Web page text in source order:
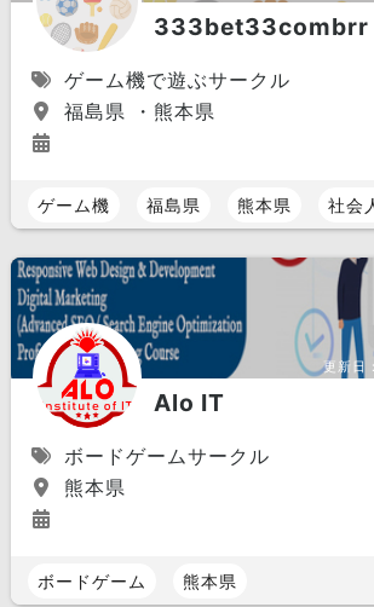
333bet33combrr
ゲーム機で遊ぶサークル
福島県 ・熊本県
ゲーム機 福島県 熊本県 社会
更新日：
Alo IT
ボードゲームサークル
熊本県
ボードゲーム 熊本県